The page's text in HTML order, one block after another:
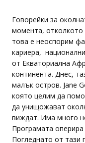
Говорейки за
момента, отколкото
това е неоспорим
кариера,
от Екваториална
континента. Днес,
малък остров. Jane
която целим да
да унищожават
виждат. Има много
Програмата оперира
Погледнато от тази